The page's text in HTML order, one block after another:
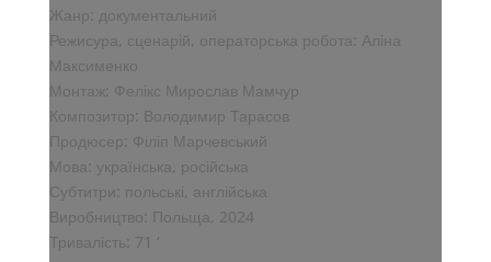
Жанр: документальний
Режисура, сценарій, операторська робота: Аліна
Максименко
Монтаж: Фелікс Мирослав Мамчур
Композитор: Володимир Тарасов
Продюсер: Філіп Марчевський
Мова: українська, російська
Субтитри: польські, англійська
Виробництво: Польща, 2024
Тривалість: 71 ‘